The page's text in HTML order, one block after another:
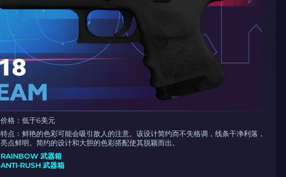
价格：低于6美元
特点：鲜艳的色彩可能会吸引敌人的注意。该设计简约而不失格调，线条干净利落，
亮点鲜明。简约的设计和大胆的色彩搭配使其脱颖而出。
RAINBOW 武器箱
ANTI-RUSH 武器箱